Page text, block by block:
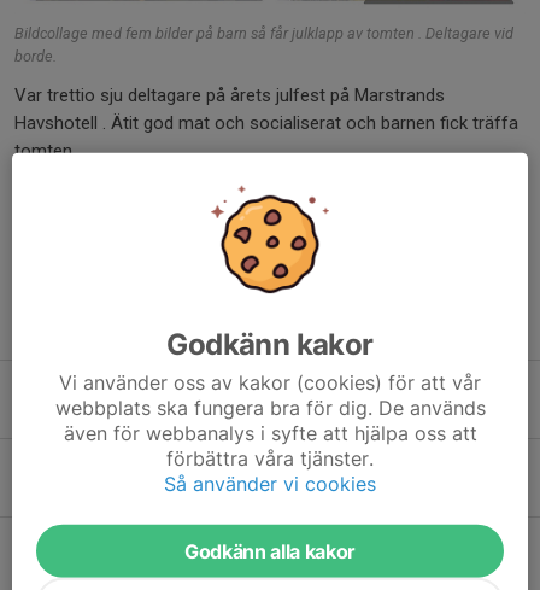
Bildcollage med fem bilder på barn så får julklapp av tomten . Deltagare vid
borde.
Var trettio sju deltagare på årets julfest på Marstrands
Havshotell . Ätit god mat och socialiserat och barnen fick träffa
tomten .
Tidigare nyheter
julfest 7/12/25
9 dec 2025 0
7/12/25 Årets julfest på åstol
23 okt 2025 0
Julfest på Marstrands Havshotell
Godkänn kakor
Vi använder oss av kakor (cookies) för att vår
webbplats ska fungera bra för dig. De används
även för webbanalys i syfte att hjälpa oss att
förbättra våra tjänster.
Så använder vi cookies
Godkänn alla kakor